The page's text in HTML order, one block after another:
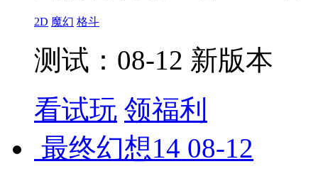
2D 魔幻 格斗
测试：08-12 新版本
看试玩 领福利
最终幻想14 08-12